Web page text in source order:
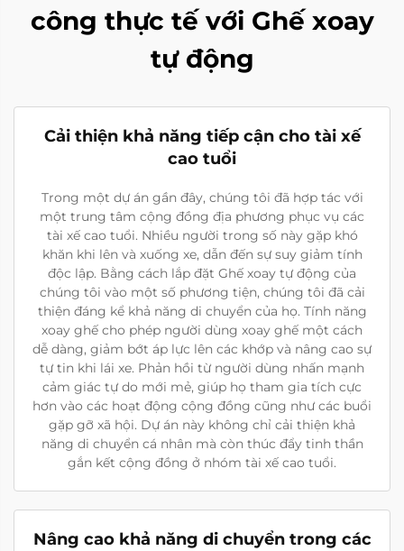
công thực tế với Ghế xoay
tự động
Cải thiện khả năng tiếp cận cho tài xế
cao tuổi
Trong một dự án gần đây, chúng tôi đã hợp tác với
một trung tâm cộng đồng địa phương phục vụ các
tài xế cao tuổi. Nhiều người trong số này gặp khó
khăn khi lên và xuống xe, dẫn đến sự suy giảm tính
độc lập. Bằng cách lắp đặt Ghế xoay tự động của
chúng tôi vào một số phương tiện, chúng tôi đã cải
thiện đáng kể khả năng di chuyển của họ. Tính năng
xoay ghế cho phép người dùng xoay ghế một cách
dễ dàng, giảm bớt áp lực lên các khớp và nâng cao sự
tự tin khi lái xe. Phản hồi từ người dùng nhấn mạnh
cảm giác tự do mới mẻ, giúp họ tham gia tích cực
hơn vào các hoạt động cộng đồng cũng như các buổi
gặp gỡ xã hội. Dự án này không chỉ cải thiện khả
năng di chuyển cá nhân mà còn thúc đẩy tinh thần
gắn kết cộng đồng ở nhóm tài xế cao tuổi.
Nâng cao khả năng di chuyển trong các